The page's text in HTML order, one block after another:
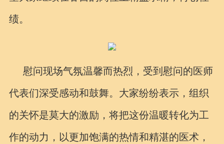
绩。
慰问现场气氛温馨而热烈，受到慰问的医师
代表们深受感动和鼓舞。大家纷纷表示，组织
的关怀是莫大的激励，将把这份温暖转化为工
作的动力，以更加饱满的热情和精湛的医术，